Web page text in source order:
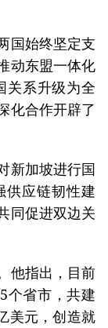
国始终坚定支
动东盟一体化
关系升级为全
化合作开辟了
新加坡进行国
供应链韧性建
同促进双边关
他指出，目前
个省市，共建
美元，创造就